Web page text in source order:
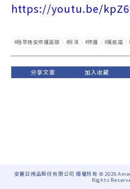
https://youtu.be/
極萃晚安修護面膜 保濕 修護 萬能霜
安麗日用品股份有限公司 版權所有 © 2026
Rights